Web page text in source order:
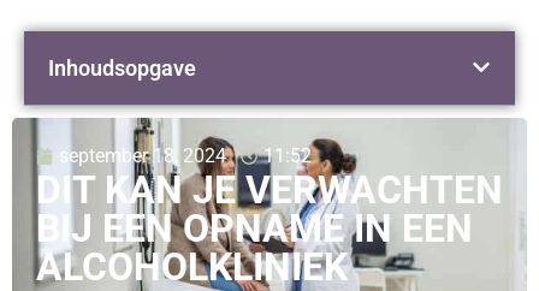
september 18, 2024 11:52
DIT KAN JE VERWACHTEN
BIJ EEN OPNAME IN EEN
ALCOHOLKLINIEK
Inhoudsopgave